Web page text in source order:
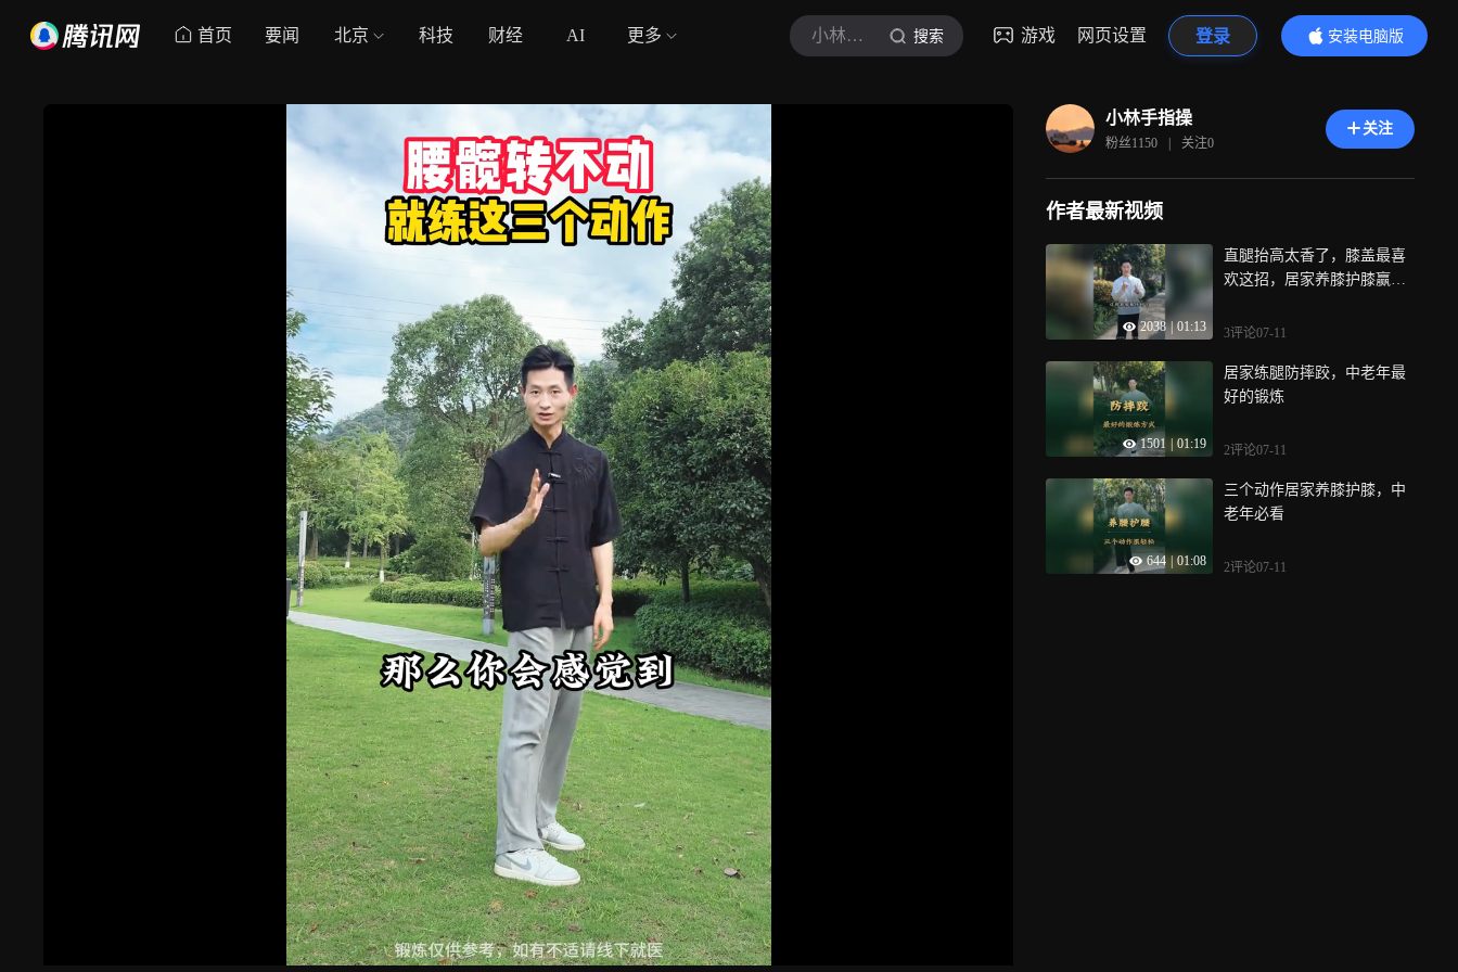
首页 要闻 北京 科技 财经 AI 更多 小林手指操 搜索 游戏 网页设置 登录
安装电脑版
内容更精彩
小林手指操
粉丝1150 | 关注0
关注
作者最新视频
2038 | 01:13
直腿抬高太香了，膝盖最喜
欢这招，居家养膝护膝赢麻
3评论07-11
1501 01:19
居家练腿防摔跤，中老年最
好的锻炼
2评论07-11
644 01:08
三个动作居家养膝护膝，中
老年必看
2评论07-11